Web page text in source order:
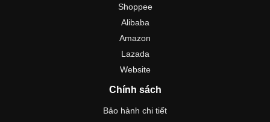
Shoppee
Alibaba
Amazon
Lazada
Website
Chính sách
Bảo hành chi tiết